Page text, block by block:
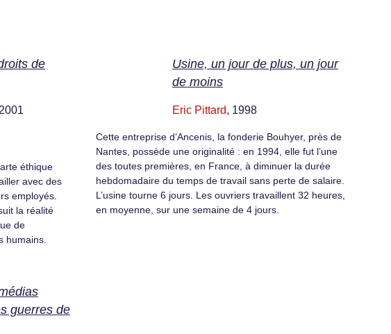
de
éthique
avec des
employés.
la réalité
de
humains.
Usine, un jour de plus, un jour
de moins
Eric Pittard, 1998
Cette entreprise d’Ancenis, la fonderie Bouhyer, près de
Nantes, possède une originalité : en 1994, elle fut l’une
des toutes premières, en France, à diminuer la durée
hebdomadaire du temps de travail sans perte de salaire.
L’usine tourne 6 jours. Les ouvriers travaillent 32 heures,
en moyenne, sur une semaine de 4 jours.
guerres de